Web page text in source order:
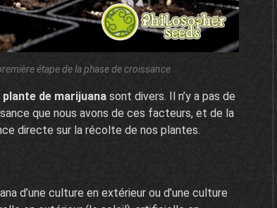
étape de la phase de croissance
de marijuana sont divers. Il n’y a pas de
que nous avons de ces facteurs, et de la
directe sur la récolte de nos plantes.
d’une culture en extérieur ou d’une culture